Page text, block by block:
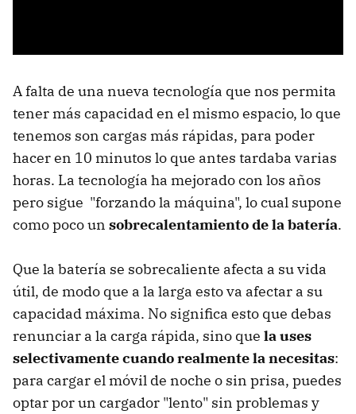
A falta de una nueva tecnología que nos permita
tener más capacidad en el mismo espacio, lo que
tenemos son cargas más rápidas, para poder
hacer en 10 minutos lo que antes tardaba varias
horas. La tecnología ha mejorado con los años
pero sigue "forzando la máquina", lo cual supone
como poco un sobrecalentamiento de la batería.
Que la batería se sobrecaliente afecta a su vida
útil, de modo que a la larga esto va afectar a su
capacidad máxima. No significa esto que debas
renunciar a la carga rápida, sino que la uses
selectivamente cuando realmente la necesitas:
para cargar el móvil de noche o sin prisa, puedes
optar por un cargador "lento" sin problemas y